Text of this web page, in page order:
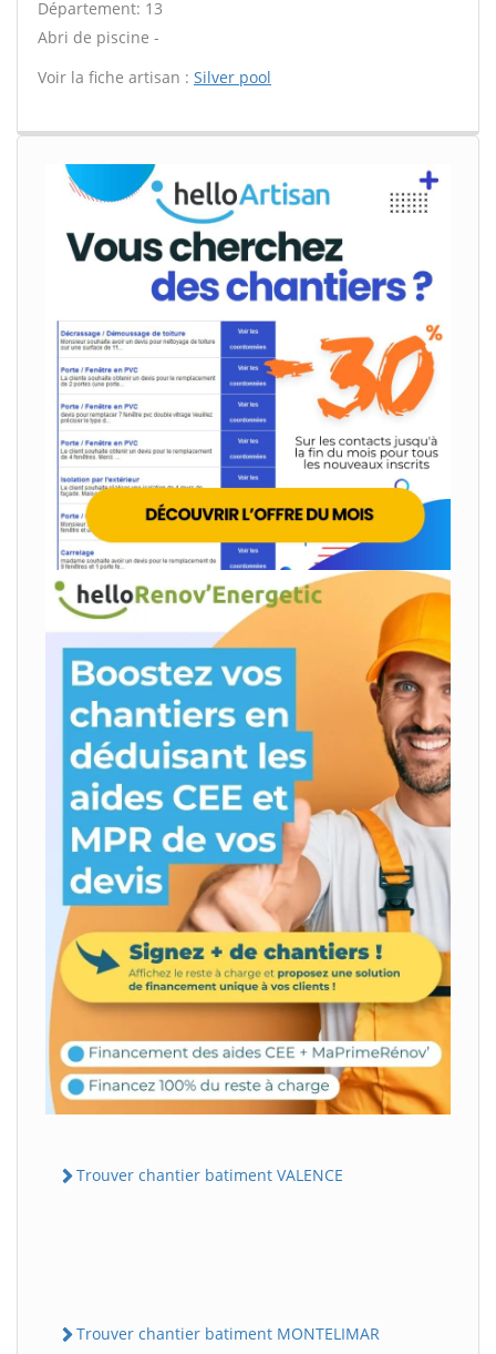
Département: 13
Abri de piscine -
Voir la fiche artisan : Silver pool
Trouver chantier batiment VALENCE
Trouver chantier batiment MONTELIMAR